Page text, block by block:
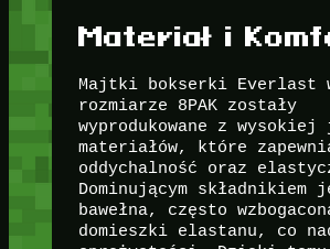
Materiał i
Majtki bokserki Everlast
rozmiarze 8PAK zostały
wyprodukowane z
materiałów, które
oddychalność oraz
Dominującym składnikiem
bawełna, często
domieszki elastanu, co